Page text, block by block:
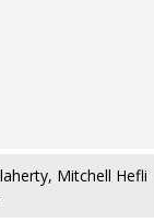
Mitchell Hefli